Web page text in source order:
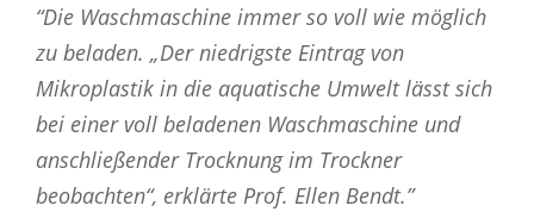
“Die Waschmaschine immer so voll wie möglich
zu beladen. „Der niedrigste Eintrag von
Mikroplastik in die aquatische Umwelt lässt sich
bei einer voll beladenen Waschmaschine und
anschließender Trocknung im Trockner
beobachten“, erklärte Prof. Ellen Bendt.”